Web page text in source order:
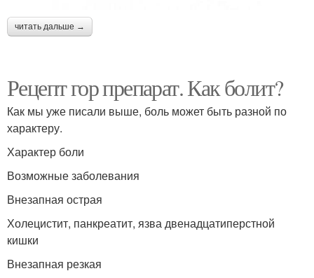
читать дальше →
Рецепт гор препарат. Как болит?
Как мы уже писали выше, боль может быть разной по
характеру.
Характер боли
Возможные заболевания
Внезапная острая
Холецистит, панкреатит, язва двенадцатиперстной
кишки
Внезапная резкая